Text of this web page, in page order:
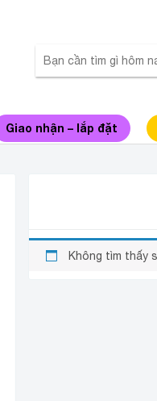
Giao nhận – lắp đặt
Không tìm thấy